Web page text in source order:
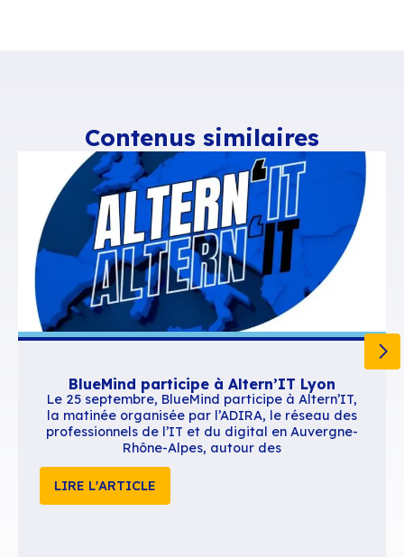
Contenus similaires